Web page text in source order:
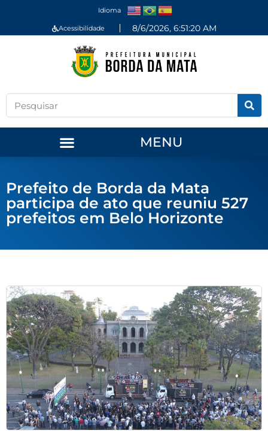
Idioma
Acessibilidade 8/6/2026, 6:51:21 AM
MENU
Prefeito de Borda da Mata
participa de ato que reuniu 527
prefeitos em Belo Horizonte